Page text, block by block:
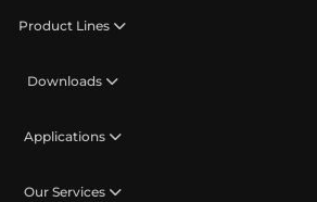
Product Lines
Downloads
Applications
Our Services